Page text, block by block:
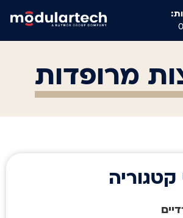
מרופדות
קטגוריה